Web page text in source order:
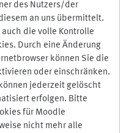
des Nutzers/der
an uns übermittelt.
die volle Kontrolle
Durch eine Änderung
können Sie die
oder einschränken.
jederzeit gelöscht
erfolgen. Bitte
für Moodle
nicht mehr alle